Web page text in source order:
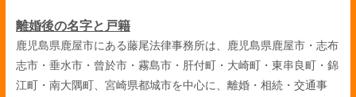
離婚後の名字と戸籍
鹿児島県鹿屋市にある藤尾法律事務所は、鹿児島県鹿屋市・志布
志市・垂水市・曾於市・霧島市・肝付町・大崎町・東串良町・錦
江町・南大隅町、宮崎県都城市を中心に、離婚・相続・交通事